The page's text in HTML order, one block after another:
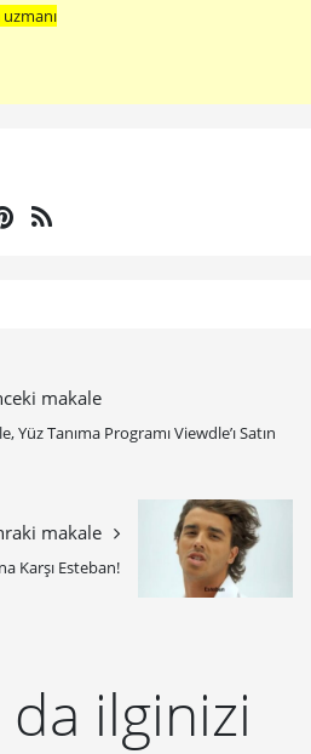
makale
Yüz Tanıma Programı Viewdle’ı Satın
makale
Karşı Esteban!
ilginizi